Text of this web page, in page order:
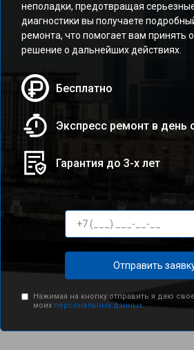
неполадки, предотвращая
диагностики вы получаете
ремонта, что помогает вам принять
решение о дальнейших действиях.
Бесплатно
Экспресс ремонт в день
Гарантия до 3-х лет
Отправить
Нажимая на кнопку отправить я даю
моих персональных данных.